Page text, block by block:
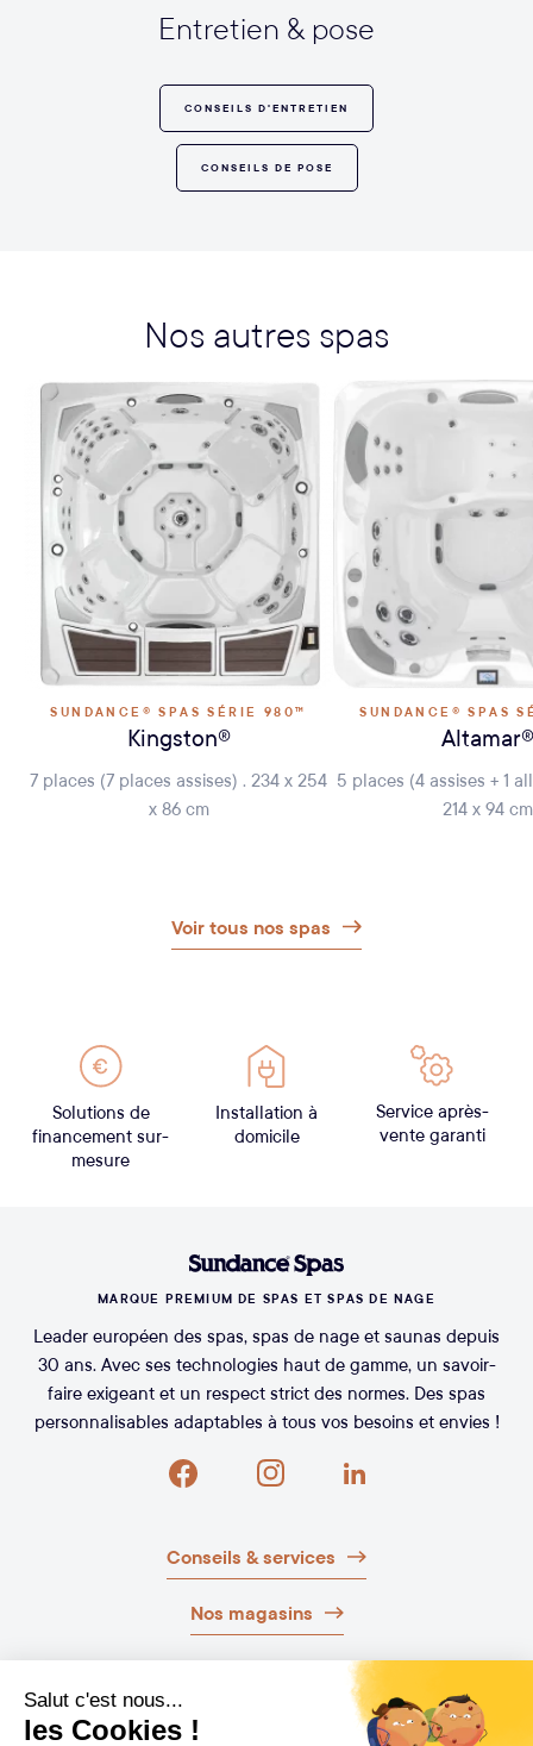
Entretien & pose
CONSEILS D'ENTRETIEN
CONSEILS DE POSE
Nos autres spas
SUNDANCE® SPAS SÉRIE 980™
Kingston®
7 places (7 places assises) . 234 x 254
x 86 cm
SUNDANCE® SPAS
Altamar®
5 places (4 assises + 1
214 x 94 cm
Voir tous nos spas
Solutions de
financement sur-
mesure
Installation à
domicile
Service après-
vente garanti
MARQUE PREMIUM DE SPAS ET SPAS DE NAGE
Leader européen des spas, spas de nage et saunas depuis
30 ans. Avec ses technologies haut de gamme, un savoir-
faire exigeant et un respect strict des normes. Des spas
personnalisables adaptables à tous vos besoins et envies !
Conseils & services
Nos magasins
Nos brochures
Guide d’achat